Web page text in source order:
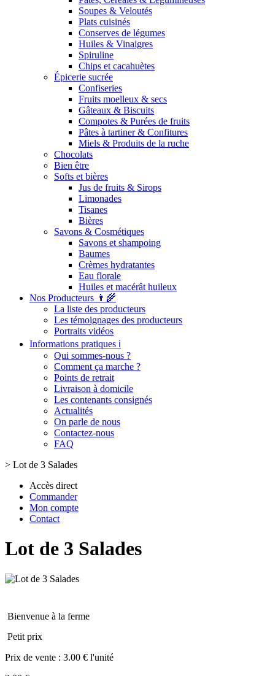
Soupes & Veloutés
Plats cuisinés
Conserves de légumes
Huiles & Vinaigres
Spiruline
Chips et cacahuètes
Épicerie sucrée
Confiseries
Fruits moelleux & secs
Gâteaux & Biscuits
Compotes & Purées de fruits
Pâtes à tartiner & Confitures
Miels & Produits de la ruche
Chocolats
Bien être
Softs et bières
Jus de fruits & Sirops
Limonades
Tisanes
Bières
Savons & Cosmétiques
Savons et shampoing
Baumes
Crèmes hydratantes
Eau florale
Huiles et macérât huileux
Nos Producteurs 👨‍🌾
La liste des producteurs
Les témoignages des producteurs
Portraits vidéos
Informations pratiques ℹ️
Qui sommes-nous ?
Comment ça marche ?
Points de retrait
Livraison à domicile
Les contenants consignés
Actualités
On parle de nous
Contactez-nous
FAQ
> Lot de 3 Salades
Accès direct
Commander
Mon compte
Contact
Lot de 3 Salades
Bienvenue à la ferme
Petit prix
Prix de vente : 3.00 € l'unité